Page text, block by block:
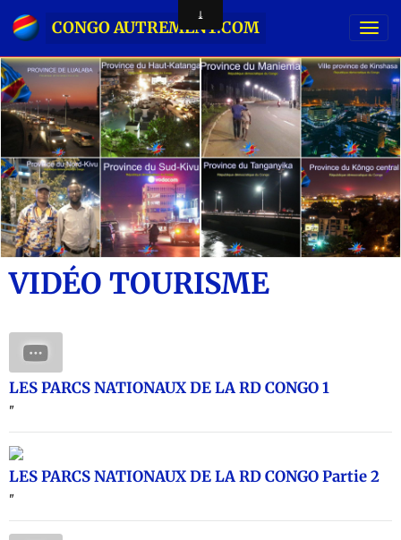
CONGO AUTREMENT.COM
VIDÉO TOURISME
LES PARCS NATIONAUX DE LA RD CONGO 1
"
LES PARCS NATIONAUX DE LA RD CONGO Partie 2
"